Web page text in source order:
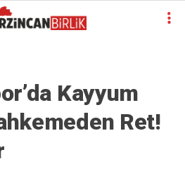
Kayyum
Ret!